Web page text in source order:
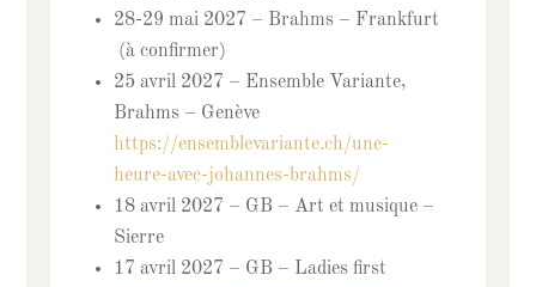
28-29 mai 2027 – Brahms – Frankfurt
(à confirmer)
25 avril 2027 – Ensemble Variante,
Brahms – Genève
https://ensemblevariante.ch/une-
heure-avec-johannes-brahms/
18 avril 2027 – GB – Art et musique –
Sierre
17 avril 2027 – GB – Ladies first